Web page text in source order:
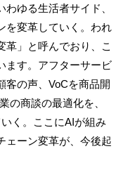
ゆる生活者サイド、
を変革していく。われ
革」と呼んでおり、こ
ます。アフターサービ
客の声、VoCを商品開
の商談の最適化を、
く。ここにAIが組み
ェーン変革が、今後起